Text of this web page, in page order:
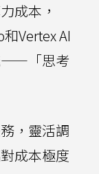
成本，
Vertex AI
——「思考
，靈活調
成本極度